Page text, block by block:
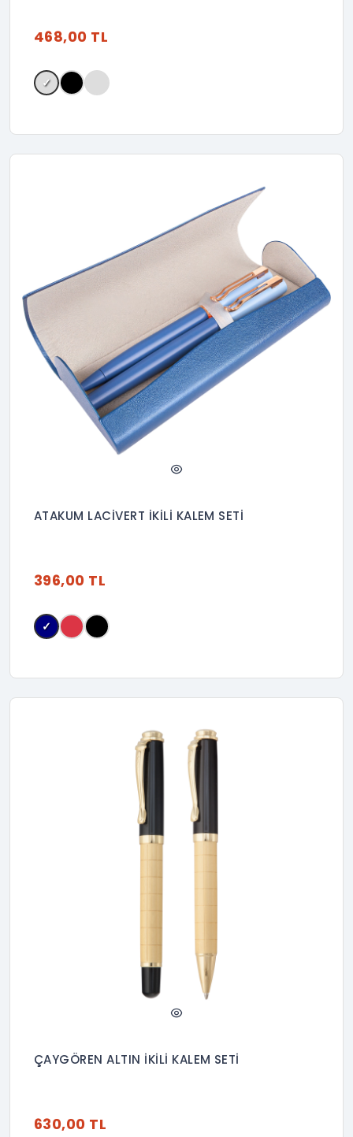
468,00 TL
✓
ATAKUM LACİVERT İKİLİ KALEM SETİ
396,00 TL
✓
ÇAYGÖREN ALTIN İKİLİ KALEM SETİ
630,00 TL